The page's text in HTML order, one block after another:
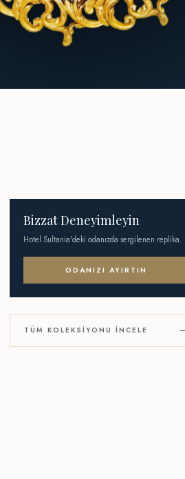
Bizzat Deneyimleyin
Hotel Sultania'deki odanızda sergilenen replika.
ODANIZI AYIRTIN
TÜM KOLEKSIYONU İNCELE